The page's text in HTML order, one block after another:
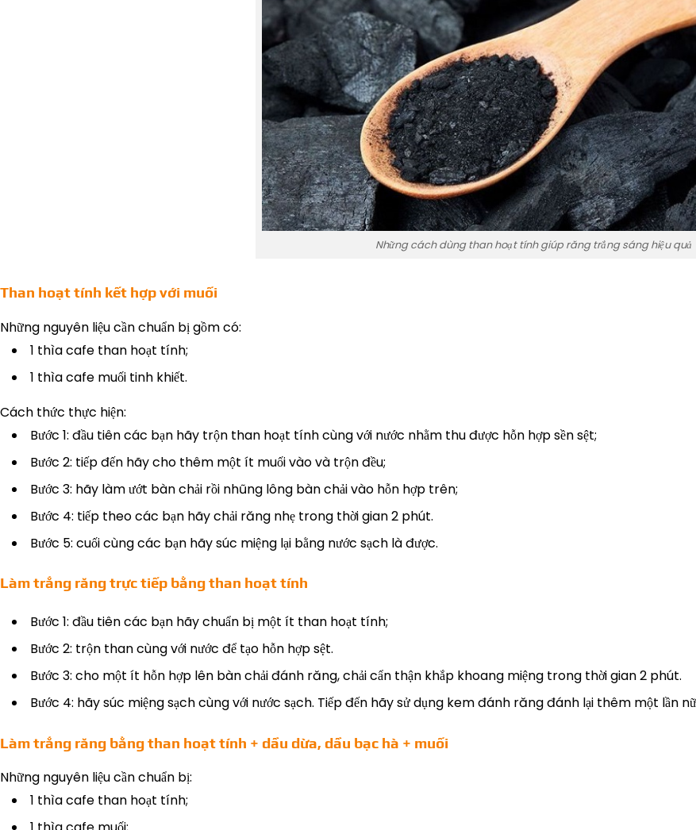
Những cách dùng than hoạt tính giúp răng trắng sáng hiệu quả
Than hoạt tính kết hợp với muối
Những nguyên liệu cần chuẩn bị gồm có:
1 thìa cafe than hoạt tính;
1 thìa cafe muối tinh khiết.
Cách thức thực hiện:
Bước 1: đầu tiên các bạn hãy trộn than hoạt tính cùng với nước nhằm thu được hỗn hợp sền sệt;
Bước 2: tiếp đến hãy cho thêm một ít muối vào và trộn đều;
Bước 3: hãy làm ướt bàn chải rồi nhũng lông bàn chải vào hỗn hợp trên;
Bước 4: tiếp theo các bạn hãy chải răng nhẹ trong thời gian 2 phút.
Bước 5: cuối cùng các bạn hãy súc miệng lại bằng nước sạch là được.
Làm trắng răng trực tiếp bằng than hoạt tính
Bước 1: đầu tiên các bạn hãy chuẩn bị một ít than hoạt tính;
Bước 2: trộn than cùng với nước để tạo hỗn hợp sệt.
Bước 3: cho một ít hỗn hợp lên bàn chải đánh răng, chải cẩn thận khắp khoang miệng trong thời gian 2 phút.
Bước 4: hãy súc miệng sạch cùng với nước sạch. Tiếp đến hãy sử dụng kem đánh răng đánh lại thêm một lần
Làm trắng răng bằng than hoạt tính + dầu dừa, dầu bạc hà + muối
Những nguyên liệu cần chuẩn bị:
1 thìa cafe than hoạt tính;